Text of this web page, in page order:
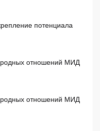
потенциала
отношений МИД
отношений МИД